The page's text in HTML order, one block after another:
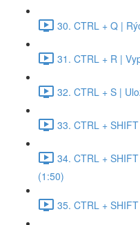
30. CTRL + Q |
31. CTRL + R |
32. CTRL + S |
33. CTRL +
34. CTRL +
(1:50)
35. CTRL +